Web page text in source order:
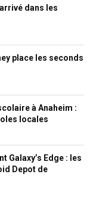
dans les
place les seconds
à Anaheim :
locales
Galaxy’s Edge : les
Depot de